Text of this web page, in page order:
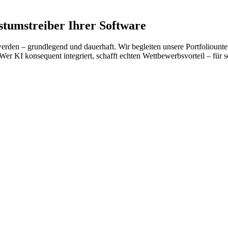
Ihrer Software
– grundlegend und dauerhaft. Wir begleiten unsere
KI konsequent integriert, schafft echten Wettbewerbsvorteil – für